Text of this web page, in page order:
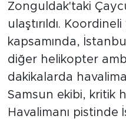
Zonguldak'taki
ulaştırıldı.
kapsamında,
diğer helikopter
dakikalarda
Samsun ekibi, kritik
Havalimanı pistinde